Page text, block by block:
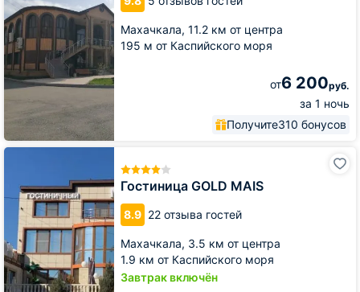
Махачкала, 11.2 км от центра
195 м от Каспийского моря
от6 200руб.
за 1 ночь
Получите310 бонусов
Гостиница GOLD MAIS
8.9 22 отзыва гостей
Махачкала, 3.5 км от центра
1.9 км от Каспийского моря
Завтрак включён
Гостиница
MAIS